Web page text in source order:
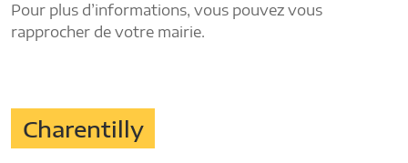
Pour plus d’informations, vous pouvez vous
rapprocher de votre mairie.
Charentilly